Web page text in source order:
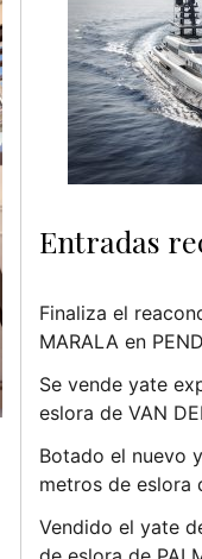
Entradas
Finaliza el
MARALA en
Se vende yate
eslora de VAN
Botado el nuevo
metros de eslora
Vendido el yate